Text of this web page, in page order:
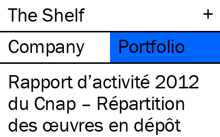
+
The Shelf
Company
Portfolio
Rapport d’activité 2012
du Cnap – Répartition
des œuvres en dépôt